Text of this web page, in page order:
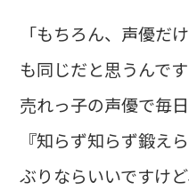
「もちろん、声優だ
も同じだと思うんで
売れっ子の声優で毎
『知らず知らず鍛え
ぶりならいいですけ